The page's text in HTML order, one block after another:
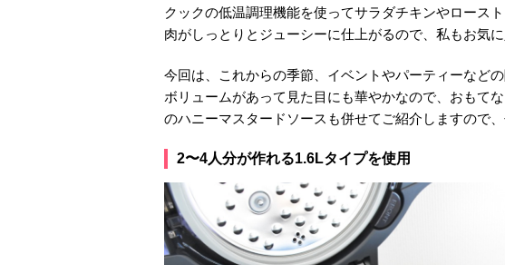
クックの低温調理機能を使ってサラダチキンやロース
肉がしっとりとジューシーに仕上がるので、私もお気に
今回は、これからの季節、イベントやパーティーなど
ボリュームがあって見た目にも華やかなので、おもて
のハニーマスタードソースも併せてご紹介しますので
2〜4人分が作れる1.6Lタイプを使用